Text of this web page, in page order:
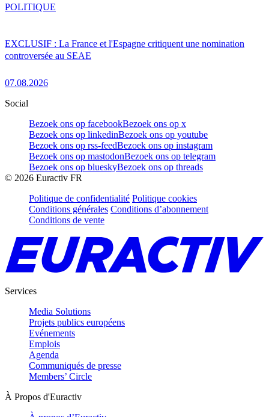
EXCLUSIF : La France et l'Espagne critiquent une nomination
controversée au SEAE
07.08.2026
POLITIQUE
Social
Bezoek ons op facebookBezoek ons op x
Bezoek ons op linkedinBezoek ons op youtube
Bezoek ons op rss-feedBezoek ons op instagram
Bezoek ons op mastodonBezoek ons op telegram
Bezoek ons op blueskyBezoek ons op threads
© 2026 Euractiv FR
Politique de confidentialité Politique cookies
Conditions générales Conditions d’abonnement
Conditions de vente
Services
Media Solutions
Projets publics européens
Evénements
Emplois
Agenda
Communiqués de presse
Members’ Circle
À Propos d'Euractiv